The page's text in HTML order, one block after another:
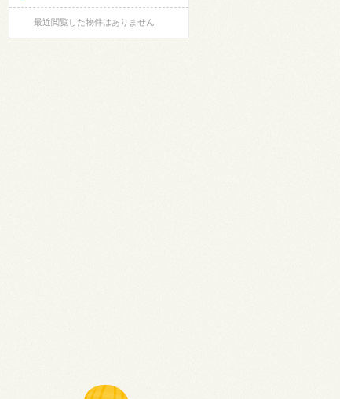
最近閲覧した物件はありません